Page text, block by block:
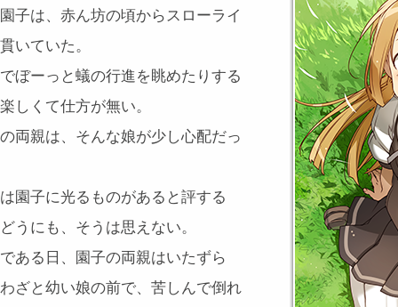
子は、赤ん坊の頃からスローライ
いていた。
ぼーっと蟻の行進を眺めたりする
しくて仕方が無い。
両親は、そんな娘が少し心配だっ
園子に光るものがあると評する
うにも、そうは思えない。
ある日、園子の両親はいたずら
ざと幼い娘の前で、苦しんで倒れ